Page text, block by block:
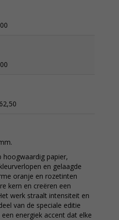
hoogwaardig papier,
en gelaagde
oranje en rozetinten
kern en creëren een
werk straalt intensiteit en
van de speciale editie
energiek accent dat elke